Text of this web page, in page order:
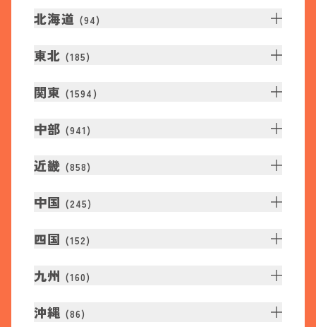
北海道 (94)
東北 (185)
関東 (1594 )
中部 (941 )
近畿 (858)
中国 (245)
四国 (152)
九州 (160)
沖縄 (86)